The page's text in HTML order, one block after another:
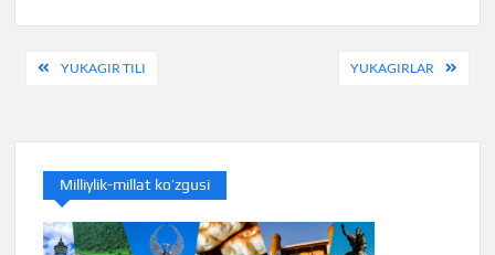
PostYUKAGIR TILI YUKAGIRLAR
Milliylik-millat ko’zgusi